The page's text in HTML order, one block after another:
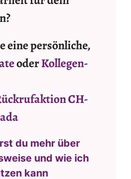
eine persönliche,
oderKollegen-
CH-
du mehr über
und wie ich
kann